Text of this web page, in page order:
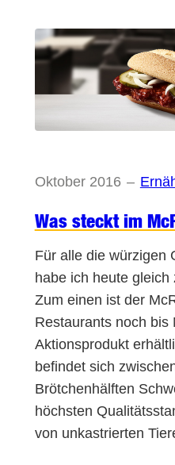
Oktober 2016 –
Was steckt im
Für alle die würzigen
habe ich heute
Zum einen ist der
Restaurants noch bis
Aktionsprodukt
befindet sich
Brötchenhälften
höchsten
von unkastrierten